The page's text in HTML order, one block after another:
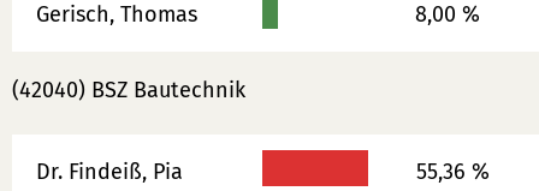
Gerisch, Thomas 8,00 %
(42040) BSZ Bautechnik
Dr. Findeiß, Pia 55,36 %